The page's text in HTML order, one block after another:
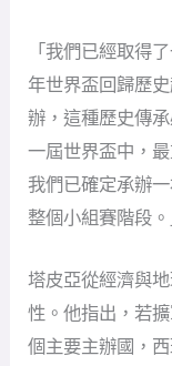
「我們已經取得
年世界盃回歸歷
辦，這種歷史傳
一屆世界盃中，
我們已確定承辦
整個小組賽階段。
塔皮亞從經濟與
性。他指出，若
個主要主辦國，